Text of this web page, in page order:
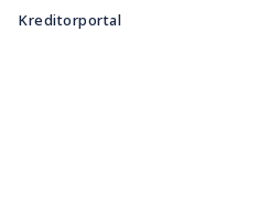
Kreditorportal